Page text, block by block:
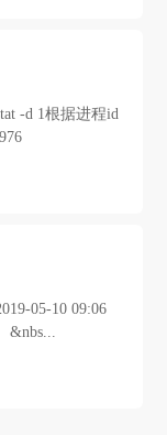
程id
05-10 09:06